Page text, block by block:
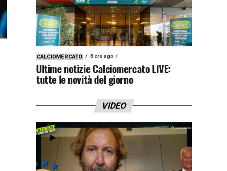
CALCIOMERCATO 8 ore ago
Ultime notizie Calciomercato LIVE:
tutte le novità del giorno
VIDEO